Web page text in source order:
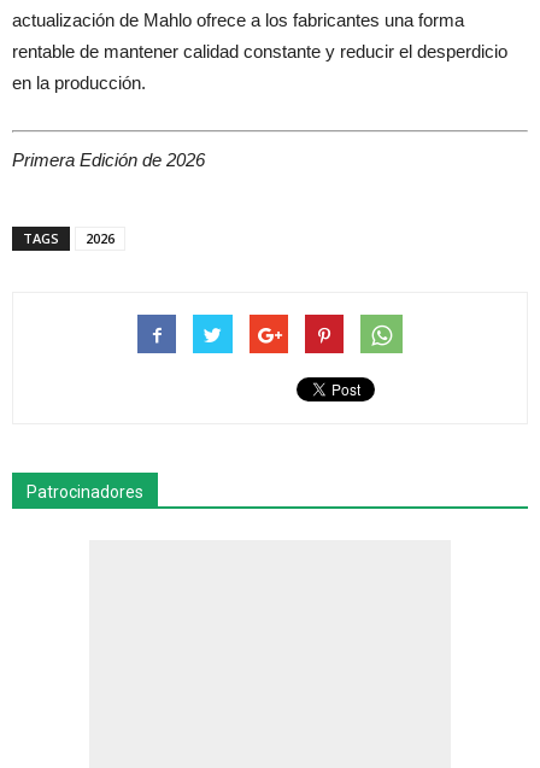
actualización de Mahlo ofrece a los fabricantes una forma
rentable de mantener calidad constante y reducir el desperdicio
en la producción.
Primera Edición de 2026
TAGS 2026
Patrocinadores